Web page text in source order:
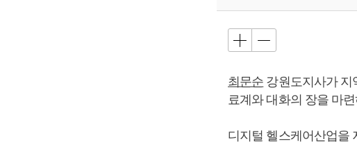
최문순 강원도지사가 지
료계와 대화의 장을 마
디지털 헬스케어산업을